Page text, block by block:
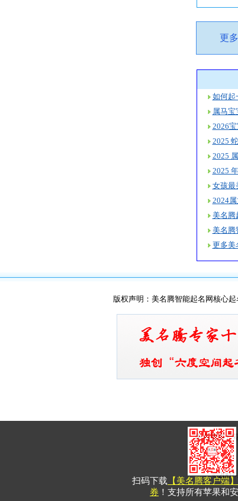
更
如何起
属马宝
2026
2025
2025
2025
女孩最
2024
更多美
版权声明：美名腾智能起名网核心
美名腾客户
扫码下载 【美名腾客户端
券 ！支持所有苹果和